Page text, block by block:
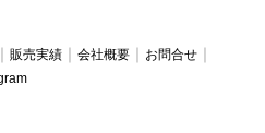
販売実績 会社概要
お問合せ